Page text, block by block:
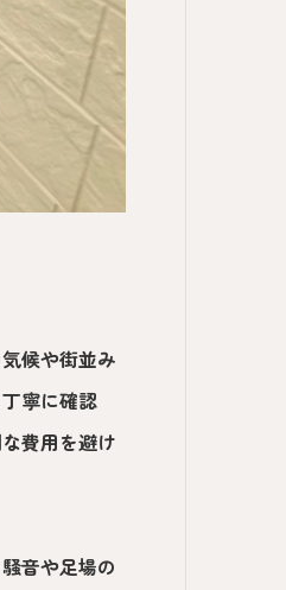
候や街並み
寧に確認
費用を避け
音や足場の